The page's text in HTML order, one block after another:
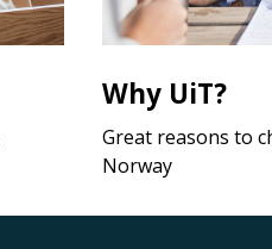
Why UiT?
Great reasons to
Norway